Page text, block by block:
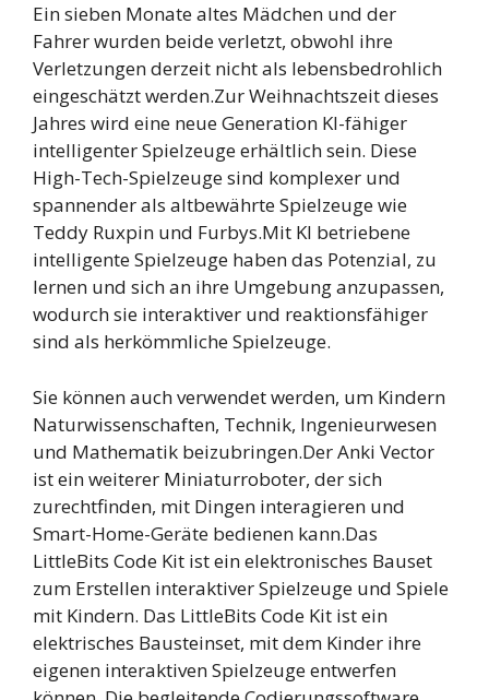
Ein sieben Monate altes Mädchen und der
Fahrer wurden beide verletzt, obwohl ihre
Verletzungen derzeit nicht als lebensbedrohlich
eingeschätzt werden.Zur Weihnachtszeit dieses
Jahres wird eine neue Generation KI-fähiger
intelligenter Spielzeuge erhältlich sein. Diese
High-Tech-Spielzeuge sind komplexer und
spannender als altbewährte Spielzeuge wie
Teddy Ruxpin und Furbys.Mit KI betriebene
intelligente Spielzeuge haben das Potenzial, zu
lernen und sich an ihre Umgebung anzupassen,
wodurch sie interaktiver und reaktionsfähiger
sind als herkömmliche Spielzeuge.
Sie können auch verwendet werden, um Kindern
Naturwissenschaften, Technik, Ingenieurwesen
und Mathematik beizubringen.Der Anki Vector
ist ein weiterer Miniaturroboter, der sich
zurechtfinden, mit Dingen interagieren und
Smart-Home-Geräte bedienen kann.Das
LittleBits Code Kit ist ein elektronisches Bauset
zum Erstellen interaktiver Spielzeuge und Spiele
mit Kindern. Das LittleBits Code Kit ist ein
elektrisches Bausteinset, mit dem Kinder ihre
eigenen interaktiven Spielzeuge entwerfen